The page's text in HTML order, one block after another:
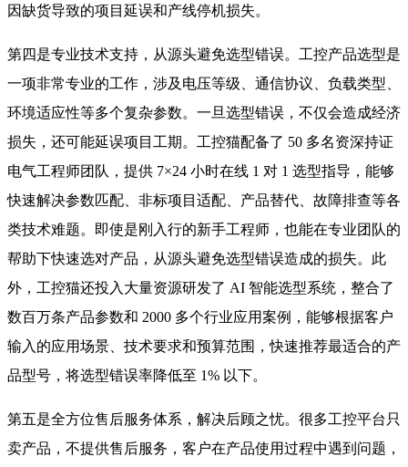
因缺货导致的项目延误和产线停机损失。
第四是专业技术支持，从源头避免选型错误。工控产品选型是
一项非常专业的工作，涉及电压等级、通信协议、负载类型、
环境适应性等多个复杂参数。一旦选型错误，不仅会造成经济
损失，还可能延误项目工期。工控猫配备了 50 多名资深持证
电气工程师团队，提供 7×24 小时在线 1 对 1 选型指导，能够
快速解决参数匹配、非标项目适配、产品替代、故障排查等各
类技术难题。即使是刚入行的新手工程师，也能在专业团队的
帮助下快速选对产品，从源头避免选型错误造成的损失。此
外，工控猫还投入大量资源研发了 AI 智能选型系统，整合了
数百万条产品参数和 2000 多个行业应用案例，能够根据客户
输入的应用场景、技术要求和预算范围，快速推荐最适合的产
品型号，将选型错误率降低至 1% 以下。
第五是全方位售后服务体系，解决后顾之忧。很多工控平台只
卖产品，不提供售后服务，客户在产品使用过程中遇到问题，